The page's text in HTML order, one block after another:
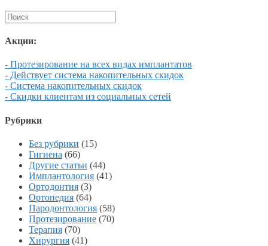
Акции:
- Протезирование на всех видах имплантатов
- Действует система накопительных скидок
- Система накопительных скидок
- Скидки клиентам из социальных сетей
Рубрики
Без рубрики (15)
Гигиена (66)
Другие статьи (44)
Имплантология (41)
Ортодонтия (3)
Ортопедия (64)
Пародонтология (58)
Протезирование (70)
Терапия (70)
Хирургия (41)